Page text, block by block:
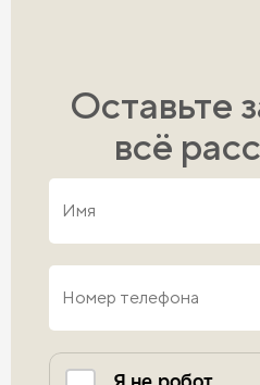
Оставьте
всё